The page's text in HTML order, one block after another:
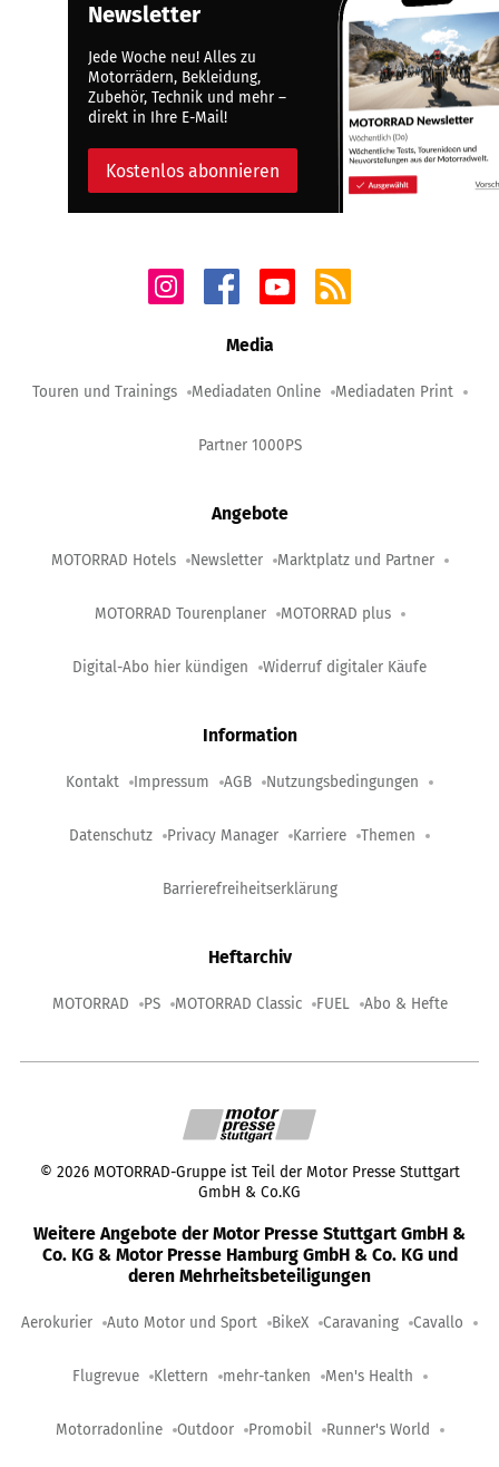
Newsletter
Jede Woche neu! Alles zu
Motorrädern, Bekleidung,
Zubehör, Technik und mehr –
direkt in Ihre E-Mail!
Kostenlos abonnieren
Media
Touren und Trainings Mediadaten Online Mediadaten Print
Partner 1000PS
Angebote
MOTORRAD Hotels Newsletter Marktplatz und Partner
MOTORRAD Tourenplaner MOTORRAD plus
Digital-Abo hier kündigen Widerruf digitaler Käufe
Information
Kontakt Impressum AGB Nutzungsbedingungen
Datenschutz Privacy Manager Karriere Themen
Barrierefreiheitserklärung
Heftarchiv
MOTORRAD PS MOTORRAD Classic FUEL Abo & Hefte
© 2026 MOTORRAD-Gruppe ist Teil der Motor Presse Stuttgart
GmbH & Co.KG
Weitere Angebote der Motor Presse Stuttgart GmbH &
Co. KG & Motor Presse Hamburg GmbH & Co. KG und
deren Mehrheitsbeteiligungen
Aerokurier Auto Motor und Sport BikeX Caravaning Cavallo
Flugrevue Klettern mehr-tanken Men's Health
Motorradonline Outdoor Promobil Runner's World